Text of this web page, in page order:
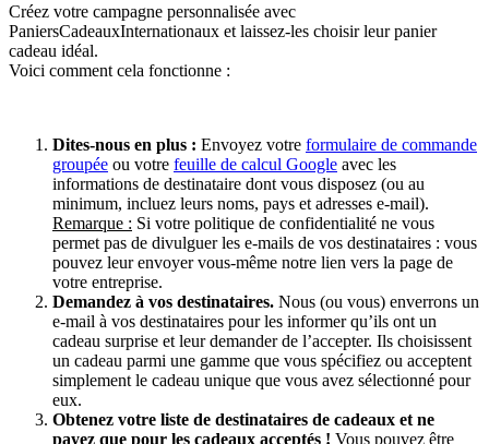
Créez votre campagne personnalisée avec
PaniersCadeauxInternationaux et laissez-les choisir leur panier
cadeau idéal.
Voici comment cela fonctionne :
Dites-nous en plus : Envoyez votre formulaire de commande
groupée ou votre feuille de calcul Google avec les
informations de destinataire dont vous disposez (ou au
minimum, incluez leurs noms, pays et adresses e-mail).
Remarque : Si votre politique de confidentialité ne vous
permet pas de divulguer les e-mails de vos destinataires : vous
pouvez leur envoyer vous-même notre lien vers la page de
votre entreprise.
Demandez à vos destinataires. Nous (ou vous) enverrons un
e-mail à vos destinataires pour les informer qu’ils ont un
cadeau surprise et leur demander de l’accepter. Ils choisissent
un cadeau parmi une gamme que vous spécifiez ou acceptent
simplement le cadeau unique que vous avez sélectionné pour
eux.
Obtenez votre liste de destinataires de cadeaux et ne
payez que pour les cadeaux acceptés ! Vous pouvez être